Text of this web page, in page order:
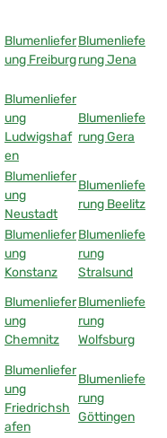
Blumenliefer
ung Freiburg
Blumenliefe
rung Jena
Blumenliefer
ung
Ludwigshaf
en
Blumenliefe
rung Gera
Blumenliefer
ung
Neustadt
Blumenliefe
rung Beelitz
Blumenliefer
ung
Konstanz
Blumenliefe
rung
Stralsund
Blumenliefer
ung
Chemnitz
Blumenliefe
rung
Wolfsburg
Blumenliefer
ung
Friedrichsh
afen
Blumenliefe
rung
Göttingen